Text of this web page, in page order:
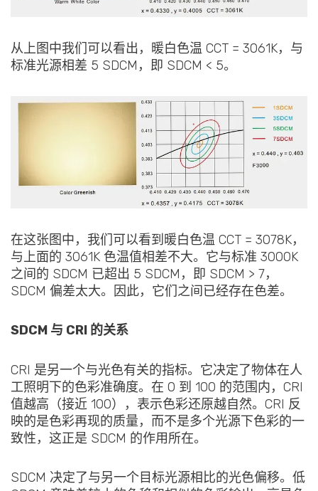
从上图中我们可以看出，暖白色温 CCT = 3061K，与
标准光源相差 5 SDCM，即 SDCM < 5。
在这张图中，我们可以看到暖白色温 CCT = 3078K，
与上面的 3061K 色温值相差不大。它与标准 3000K
之间的 SDCM 已超出 5 SDCM，即 SDCM > 7，
SDCM 偏差太大。因此，它们之间已经存在色差。
SDCM 与 CRI 的关系
CRI 是另一个与光色有关的指标。它决定了物体在人
工照明下的色彩准确度。在 0 到 100 的范围内，CRI
值越高（接近 100），表示色彩还原越自然。CRI 反
映的是色彩再现的质量，而不是多个光源下色彩的一
致性，这正是 SDCM 的作用所在。
SDCM 决定了与另一个目标光源相比的光色偏移。低